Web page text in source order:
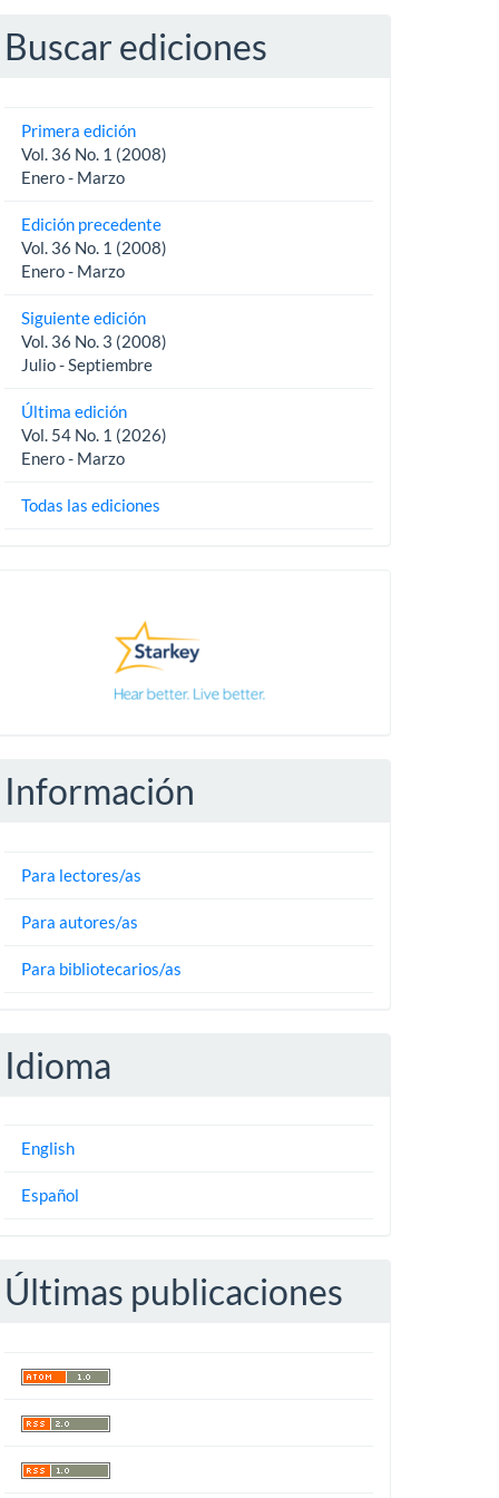
Buscar ediciones
Primera edición
Vol. 36 No. 1 (2008)
Enero - Marzo
Edición precedente
Vol. 36 No. 1 (2008)
Enero - Marzo
Siguiente edición
Vol. 36 No. 3 (2008)
Julio - Septiembre
Última edición
Vol. 54 No. 1 (2026)
Enero - Marzo
Todas las ediciones
Información
Para lectores/as
Para autores/as
Para bibliotecarios/as
Idioma
English
Español
Últimas publicaciones